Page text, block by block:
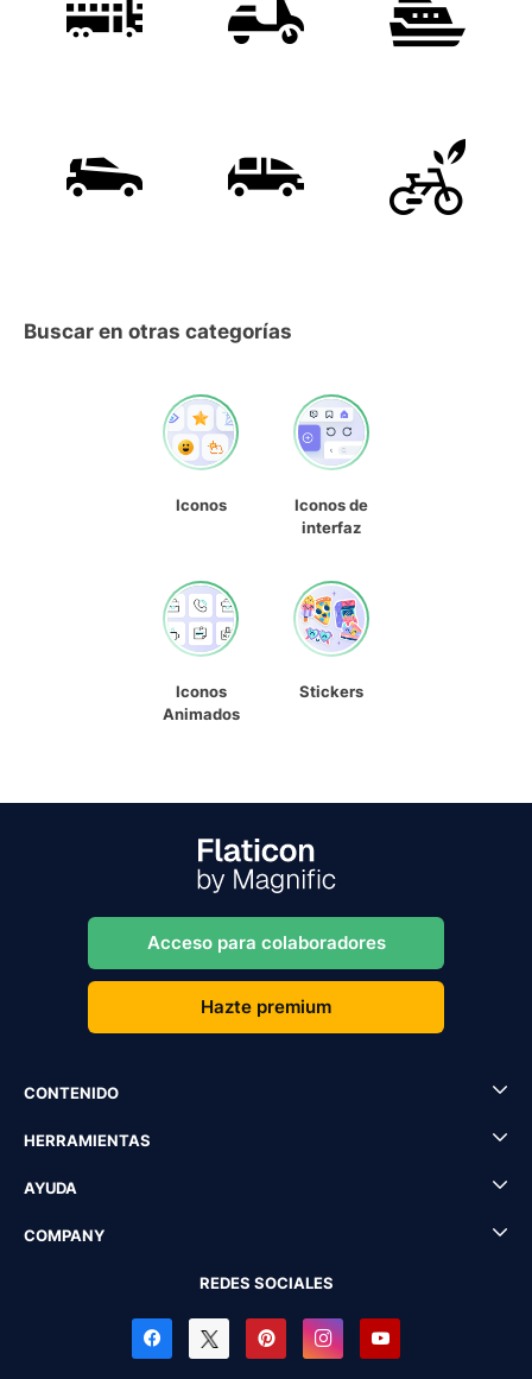
Buscar en otras categorías
Iconos
Iconos de
interfaz
Iconos
Animados
Stickers
Acceso para colaboradores
Hazte premium
CONTENIDO
HERRAMIENTAS
AYUDA
COMPANY
REDES SOCIALES